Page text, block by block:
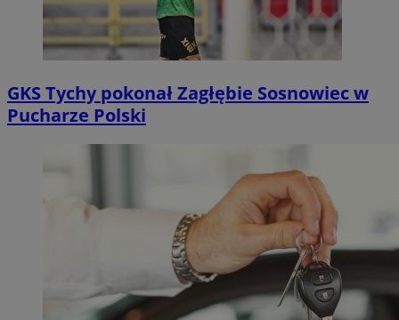
GKS Tychy pokonał Zagłębie Sosnowiec w
Pucharze Polski